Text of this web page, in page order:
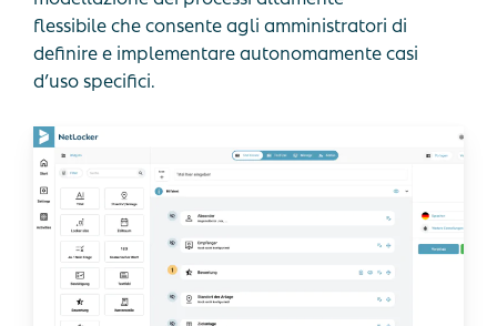
flessibile che consente agli amministratori di
definire e implementare autonomamente casi
d’uso specifici.